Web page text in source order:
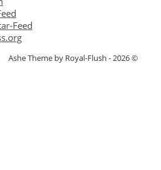
Feed
Ashe Theme by Royal-Flush - 2026 ©